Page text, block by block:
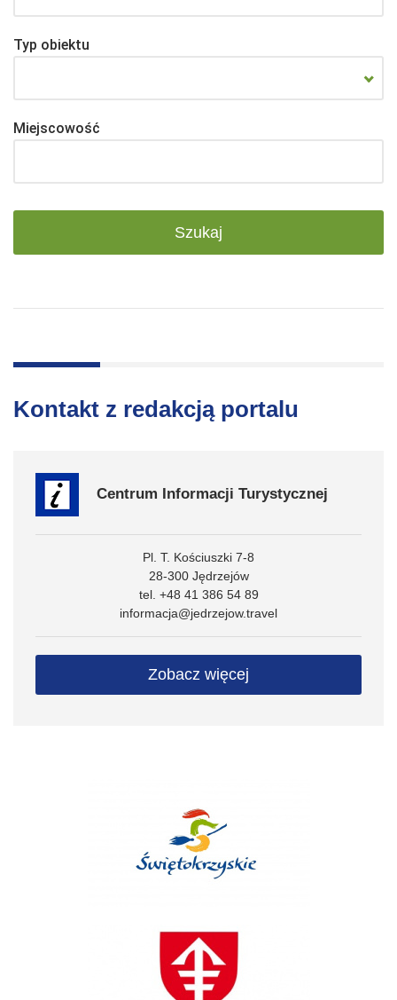
Typ obiektu
Miejscowość
Kontakt z redakcją portalu
Centrum Informacji Turystycznej
Pl. T. Kościuszki 7-8
28-300 Jędrzejów
tel. +48 41 386 54 89
informacja@jedrzejow.travel
Zobacz więcej